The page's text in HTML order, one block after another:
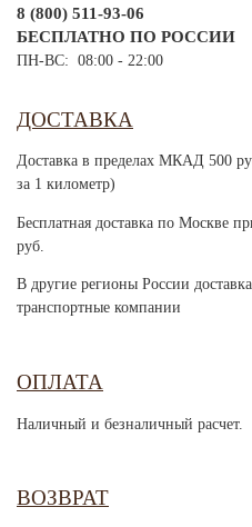
8 (800) 511-93-06
БЕСПЛАТНО ПО РОССИИ
ПН-ВС: 08:00 - 22:00
ДОСТАВКА
Доставка в пределах МКАД 500
за 1 километр)
Бесплатная доставка по Москве
руб.
В другие регионы России доставка
транспортные компании
ОПЛАТА
Наличный и безналичный расчет.
ВОЗВРАТ